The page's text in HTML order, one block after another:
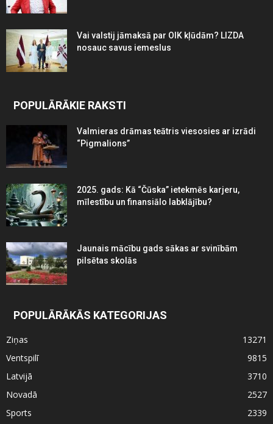
Vai valstij jāmaksā par OIK kļūdām? LIZDA
nosauc savus iemeslus
POPULĀRĀKIE RAKSTI
Valmieras drāmas teātris viesosies ar izrādi
“Pigmalions”
2025. gads: Kā “Čūska” ietekmēs karjeru,
mīlestību un finansiālo labklājību?
Jaunais mācību gads sākas ar svinībām
pilsētas skolās
POPULĀRĀKĀS KATEGORIJAS
Ziņas
13271
Ventspilī
9815
Latvijā
3710
Novadā
2527
Sports
2339